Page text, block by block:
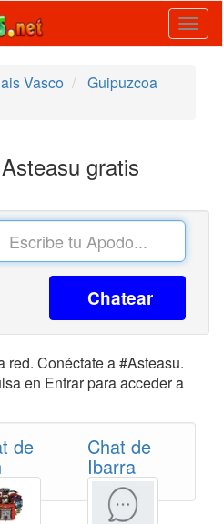
Vasco
Guipuzcoa
gratis
Chatear
red. Conéctate a #Asteasu.
en Entrar para acceder a
de Chat de
Ibarra